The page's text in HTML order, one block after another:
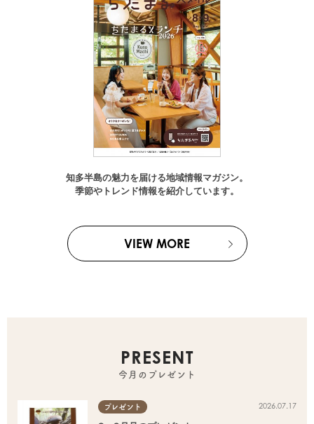
知多半島の魅力を届ける地域情報マガジン。
季節やトレンド情報を紹介しています。
VIEW MORE
PRESENT
今月のプレゼント
プレゼント 2026.07.17